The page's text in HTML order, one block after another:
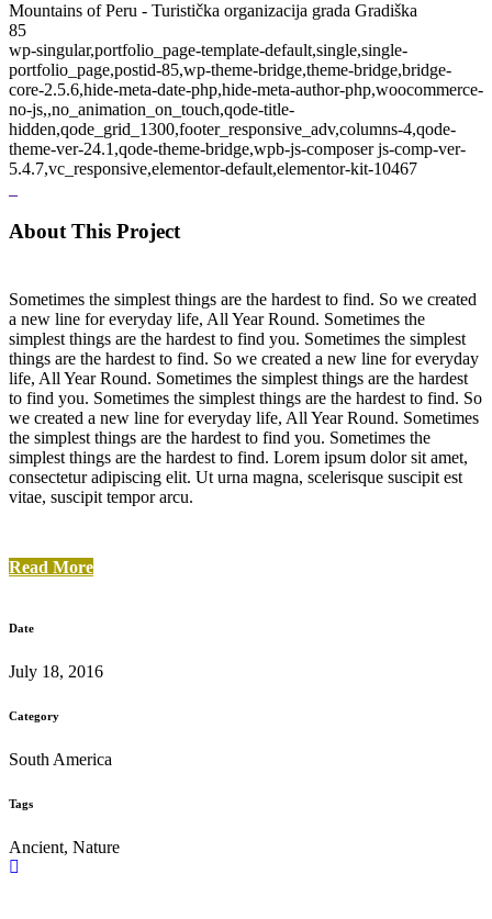
Mountains of Peru - Turistička organizacija grada Gradiška
85
wp-singular,portfolio_page-template-default,single,single-
portfolio_page,postid-85,wp-theme-bridge,theme-bridge,bridge-
core-2.5.6,hide-meta-date-php,hide-meta-author-php,woocommerce-
no-js,,no_animation_on_touch,qode-title-
hidden,qode_grid_1300,footer_responsive_adv,columns-4,qode-
theme-ver-24.1,qode-theme-bridge,wpb-js-composer js-comp-ver-
5.4.7,vc_responsive,elementor-default,elementor-kit-10467
About This Project
Sometimes the simplest things are the hardest to find. So we created
a new line for everyday life, All Year Round. Sometimes the
simplest things are the hardest to find you. Sometimes the simplest
things are the hardest to find. So we created a new line for everyday
life, All Year Round. Sometimes the simplest things are the hardest
to find you. Sometimes the simplest things are the hardest to find. So
we created a new line for everyday life, All Year Round. Sometimes
the simplest things are the hardest to find you. Sometimes the
simplest things are the hardest to find. Lorem ipsum dolor sit amet,
consectetur adipiscing elit. Ut urna magna, scelerisque suscipit est
vitae, suscipit tempor arcu.
Read More
Date
July 18, 2016
Category
South America
Tags
Ancient, Nature